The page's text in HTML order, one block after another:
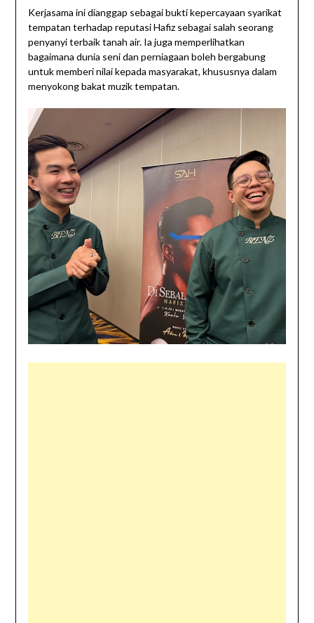
Kerjasama ini dianggap sebagai bukti kepercayaan syarikat
tempatan terhadap reputasi Hafiz sebagai salah seorang
penyanyi terbaik tanah air. Ia juga memperlihatkan
bagaimana dunia seni dan perniagaan boleh bergabung
untuk memberi nilai kepada masyarakat, khususnya dalam
menyokong bakat muzik tempatan.